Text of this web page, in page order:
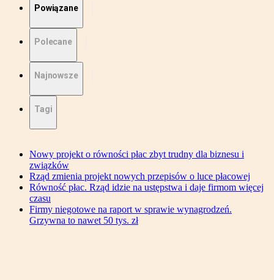
Powiązane
Polecane
Najnowsze
Tagi
Nowy projekt o równości płac zbyt trudny dla biznesu i
związków
Rząd zmienia projekt nowych przepisów o luce płacowej
Równość płac. Rząd idzie na ustępstwa i daje firmom więcej
czasu
Firmy niegotowe na raport w sprawie wynagrodzeń.
Grzywna to nawet 50 tys. zł